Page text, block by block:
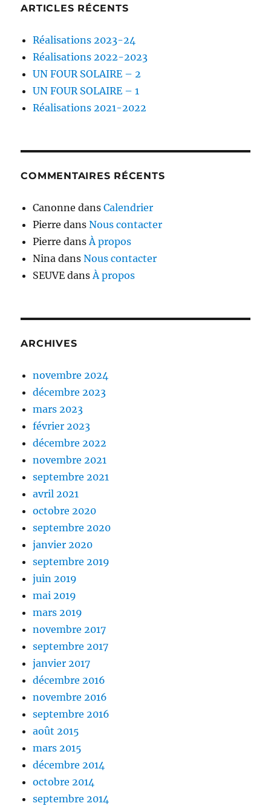
ARTICLES RÉCENTS
Réalisations 2023-24
Réalisations 2022-2023
UN FOUR SOLAIRE – 2
UN FOUR SOLAIRE – 1
Réalisations 2021-2022
COMMENTAIRES RÉCENTS
Canonne dansCalendrier
Pierre dansNous contacter
Pierre dansÀ propos
Nina dansNous contacter
SEUVE dansÀ propos
ARCHIVES
novembre 2024
décembre 2023
mars 2023
février 2023
décembre 2022
novembre 2021
septembre 2021
avril 2021
octobre 2020
septembre 2020
janvier 2020
septembre 2019
juin 2019
mai 2019
mars 2019
novembre 2017
septembre 2017
janvier 2017
décembre 2016
novembre 2016
septembre 2016
août 2015
mars 2015
décembre 2014
octobre 2014
septembre 2014